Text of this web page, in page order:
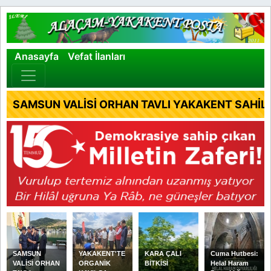
Anasayfa Vefat İlanları
SAMSUN VALİSİ ORHAN TAVLI YAKAKENT
SAMSUN
VALİSİ ORHAN
YAKAKENT'TE
ORGANİK
KARA ÇALI
BİTKİSİ
Cuma Hutbesi:
Helal Haram
×